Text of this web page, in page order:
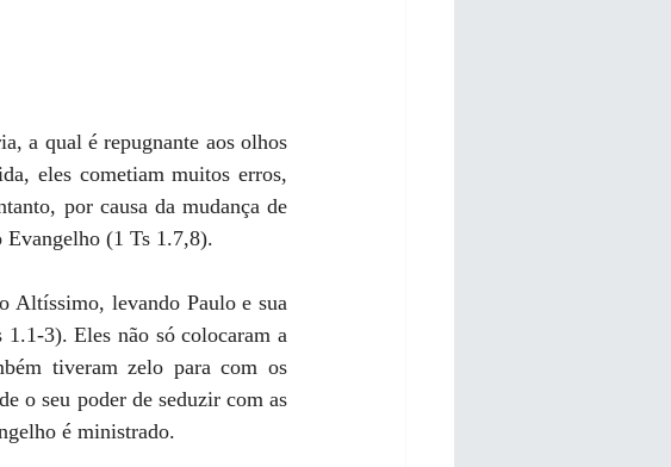
a qual é repugnante aos olhos
eles cometiam muitos erros,
por causa da mudança de
Evangelho (1 Ts 1.7,8).
Altíssimo, levando Paulo e sua
1.1-3). Eles não só colocaram a
tiveram zelo para com os
o seu poder de seduzir com as
é ministrado.